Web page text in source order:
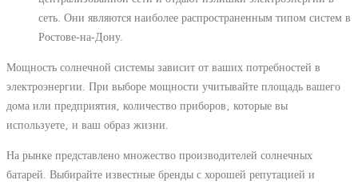
сеть. Они являются наиболее распространенным типом систем в
Ростове-на-Дону.
Мощность солнечной системы зависит от ваших потребностей в
электроэнергии. При выборе мощности учитывайте площадь вашего
дома или предприятия‚ количество приборов‚ которые вы
используете‚ и ваш образ жизни.
На рынке представлено множество производителей солнечных
батарей. Выбирайте известные бренды с хорошей репутацией и